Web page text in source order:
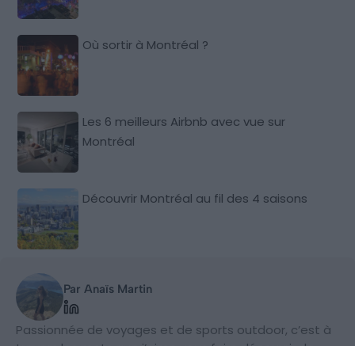
Où sortir à Montréal ?
Les 6 meilleurs Airbnb avec vue sur
Montréal
Découvrir Montréal au fil des 4 saisons
Par Anaïs Martin
Passionnée de voyages et de sports outdoor, c’est à